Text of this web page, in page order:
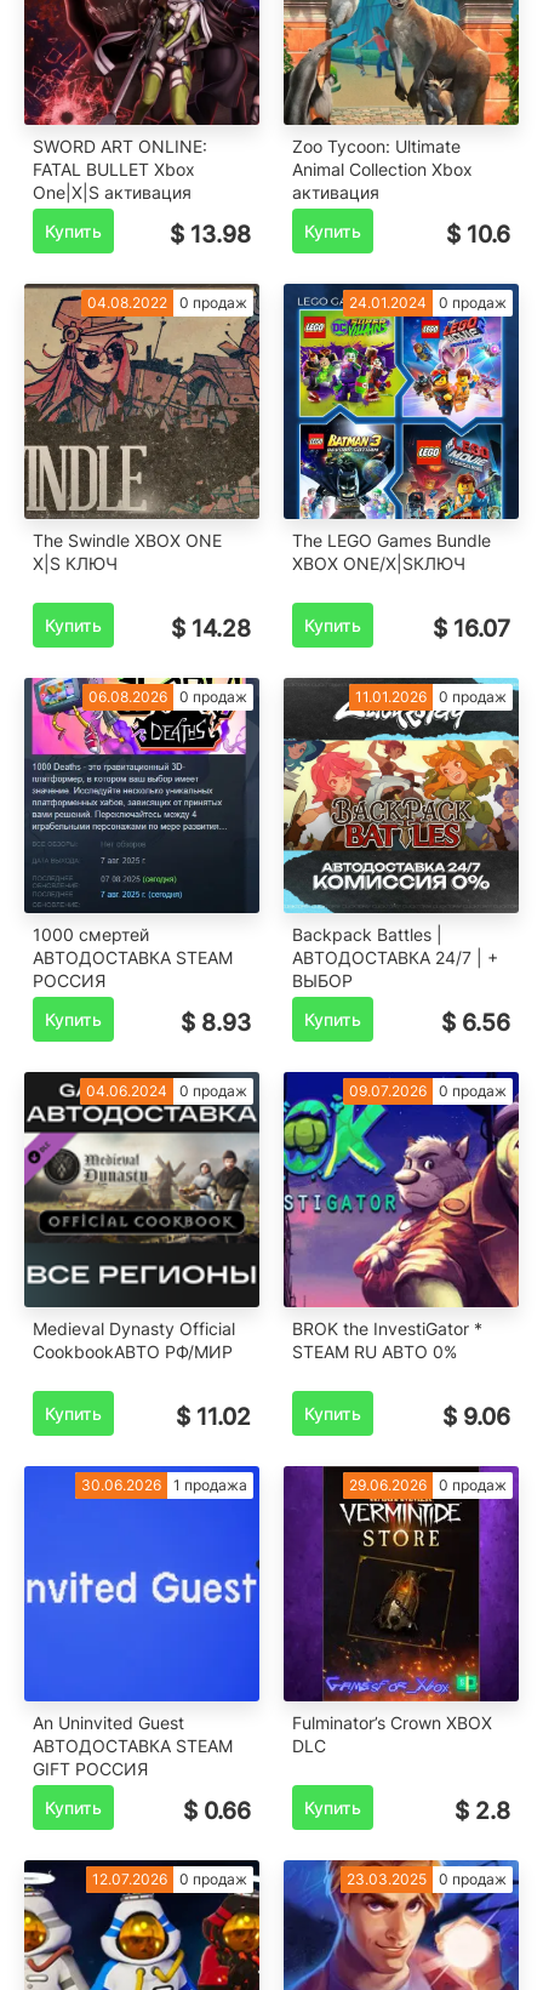
SWORD ART ONLINE:
FATAL BULLET Xbox
One|X|S активация
Купить
$ 13.98
Zoo Tycoon: Ultimate
Animal Collection Xbox
активация
Купить
$ 10.6
04.08.2022 0 продаж
The Swindle XBOX ONE
X|S КЛЮЧ
Купить $ 14.28
24.01.2024 0 продаж
The LEGO Games Bundle
XBOX ONE/X|SКЛЮЧ
Купить $ 16.07
06.08.2026 0 продаж
1000 смертей
АВТОДОСТАВКА STEAM
РОССИЯ
Купить
$ 8.93
11.01.2026 0 продаж
Backpack Battles |
АВТОДОСТАВКА 24/7 | +
ВЫБОР
Купить
$ 6.56
04.06.2024 0 продаж
Medieval Dynasty Official
CookbookАВТО РФ/МИР
Купить $ 11.02
09.07.2026 0 продаж
BROK the InvestiGator *
STEAM RU АВТО 0%
Купить $ 9.06
30.06.2026 1 продажа
An Uninvited Guest
АВТОДОСТАВКА STEAM
GIFT РОССИЯ
Купить
$ 0.66
29.06.2026 0 продаж
️Fulminator’s Crown XBOX
DLC
Купить $ 2.8
12.07.2026 0 продаж 23.03.2025 0 продаж